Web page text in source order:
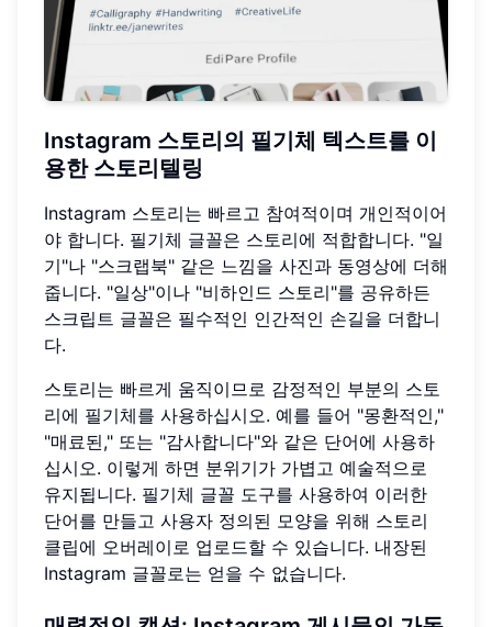
Instagram 스토리의 필기체 텍스트를 이
용한 스토리텔링
Instagram 스토리는 빠르고 참여적이며 개인적이어
야 합니다. 필기체 글꼴은 스토리에 적합합니다. "일
기"나 "스크랩북" 같은 느낌을 사진과 동영상에 더해
줍니다. "일상"이나 "비하인드 스토리"를 공유하든
스크립트 글꼴은 필수적인 인간적인 손길을 더합니
다.
스토리는 빠르게 움직이므로 감정적인 부분의 스토
리에 필기체를 사용하십시오. 예를 들어 "몽환적인,"
"매료된," 또는 "감사합니다"와 같은 단어에 사용하
십시오. 이렇게 하면 분위기가 가볍고 예술적으로
유지됩니다. 필기체 글꼴 도구를 사용하여 이러한
단어를 만들고 사용자 정의된 모양을 위해 스토리
클립에 오버레이로 업로드할 수 있습니다. 내장된
Instagram 글꼴로는 얻을 수 없습니다.